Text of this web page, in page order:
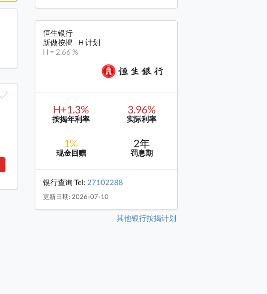
恒生银行
新做按揭 - H 计划
H = 2.66 %
H+1.3%
按揭年利率
3.96%
实际利率
1%
现金回赠
2年
罚息期
银行查询 Tel: 27102288
更新日期: 2026-07-10
其他银行按揭计划